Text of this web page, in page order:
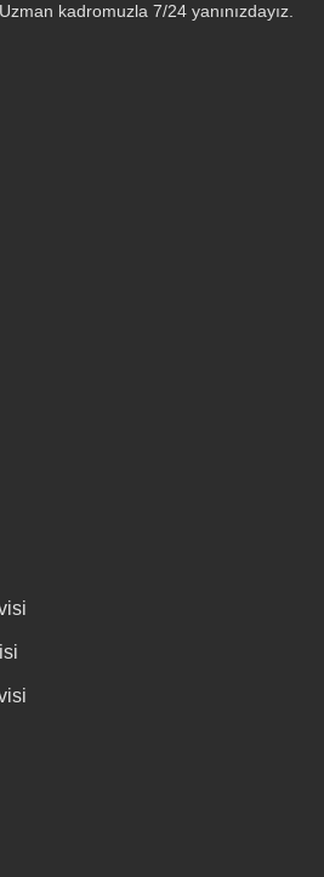
kadromuzla 7/24 yanınızdayız.